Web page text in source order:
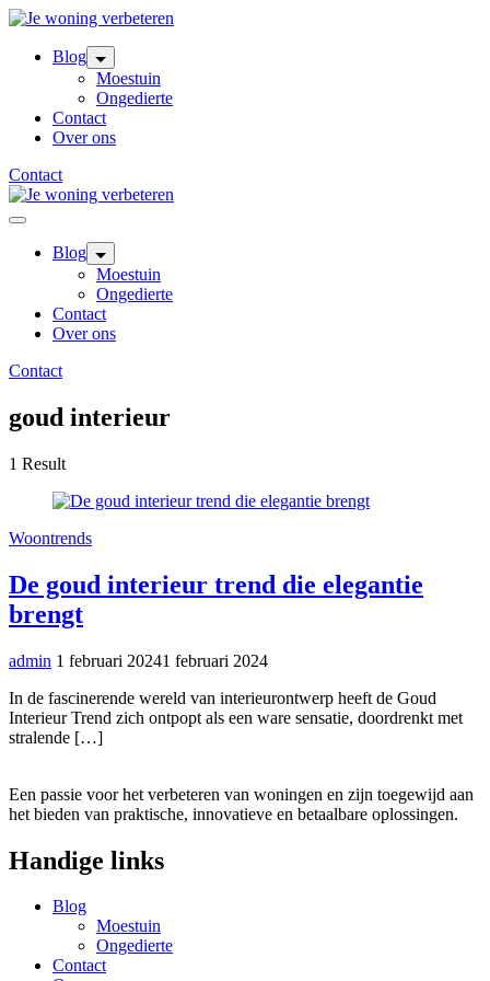
Skip
contentBlog
Moestuin
Ongedierte
Contact
Over ons
Contact
Blog
Moestuin
Ongedierte
Contact
Over ons
Contact
goud interieur
1 Result
Woontrends
De goud interieur trend die elegantie
brengt
admin 1 februari 20241 februari 2024
In de fascinerende wereld van interieurontwerp heeft de Goud
Interieur Trend zich ontpopt als een ware sensatie, doordrenkt met
stralende […]
Een passie voor het verbeteren van woningen en zijn toegewijd aan
het bieden van praktische, innovatieve en betaalbare oplossingen.
Handige links
Blog
Moestuin
Ongedierte
Contact